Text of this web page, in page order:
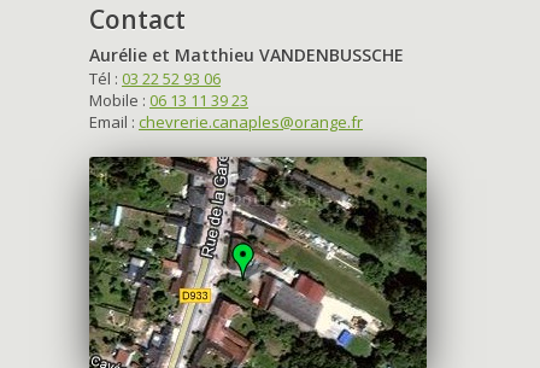
Contact
Aurélie et Matthieu VANDENBUSSCHE
Tél : 03 22 52 93 06
Mobile : 06 13 11 39 23
Email : chevrerie.canaples@orange.fr